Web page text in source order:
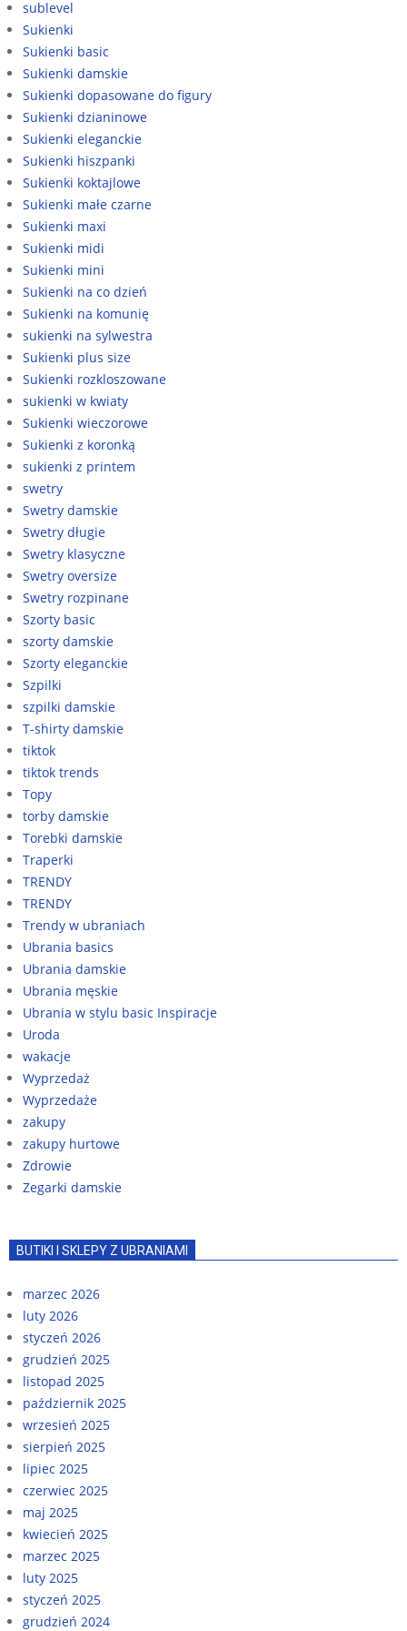
sublevel
Sukienki
Sukienki basic
Sukienki damskie
Sukienki dopasowane do figury
Sukienki dzianinowe
Sukienki eleganckie
Sukienki hiszpanki
Sukienki koktajlowe
Sukienki małe czarne
Sukienki maxi
Sukienki midi
Sukienki mini
Sukienki na co dzień
Sukienki na komunię
sukienki na sylwestra
Sukienki plus size
Sukienki rozkloszowane
sukienki w kwiaty
Sukienki wieczorowe
Sukienki z koronką
sukienki z printem
swetry
Swetry damskie
Swetry długie
Swetry klasyczne
Swetry oversize
Swetry rozpinane
Szorty basic
szorty damskie
Szorty eleganckie
Szpilki
szpilki damskie
T-shirty damskie
tiktok
tiktok trends
Topy
torby damskie
Torebki damskie
Traperki
TRENDY
TRENDY
Trendy w ubraniach
Ubrania basics
Ubrania damskie
Ubrania męskie
Ubrania w stylu basic Inspiracje
Uroda
wakacje
Wyprzedaż
Wyprzedaże
zakupy
zakupy hurtowe
Zdrowie
Zegarki damskie
BUTIKI I SKLEPY Z UBRANIAMI
marzec 2026
luty 2026
styczeń 2026
grudzień 2025
listopad 2025
październik 2025
wrzesień 2025
sierpień 2025
lipiec 2025
czerwiec 2025
maj 2025
kwiecień 2025
marzec 2025
luty 2025
styczeń 2025
grudzień 2024